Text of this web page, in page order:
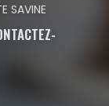
SAVINE